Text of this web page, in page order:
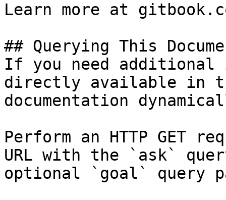
Learn more at
## Querying This
If you need
directly available in
documentation
Perform an HTTP GET
URL with the `ask`
optional `goal` query